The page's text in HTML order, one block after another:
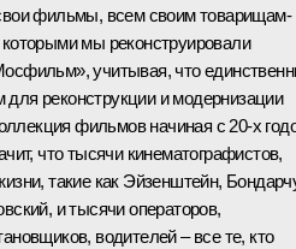
фильмы, всем своим товарищам-
мы реконструировали
учитывая, что
реконструкции и модернизации
фильмов начиная с 20-х
что тысячи кинематографистов,
такие как Эйзенштейн,
и тысячи операторов,
водителей – все те, кто